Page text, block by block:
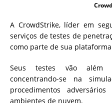
A CrowdStrike, líder em
serviços de testes de
como parte de sua
Seus testes vão além
concentrando-se na
procedimentos
ambientes de nuvem.